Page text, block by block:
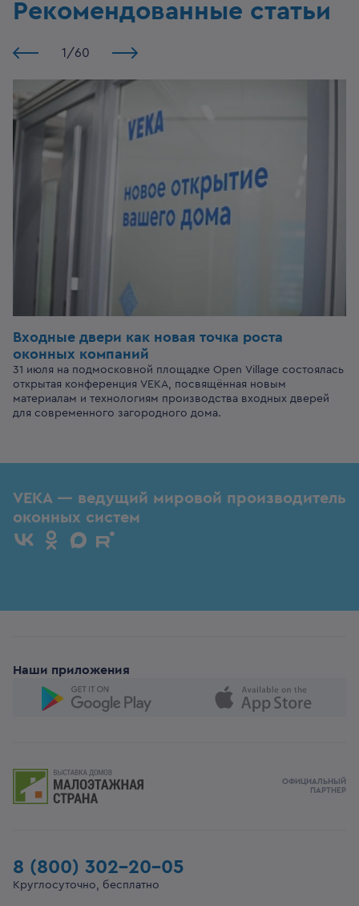
Рекомендованные статьи
1 /60
Входные двери как новая точка роста
оконных компаний
31 июля на подмосковной площадке Open Village состоялась
открытая конференция VEKA, посвящённая новым
материалам и технологиям производства входных дверей
для современного загородного дома.
VEKA — ведущий мировой производитель
оконных систем
Наши приложения
8 (800) 302-20-05
Круглосуточно, бесплатно
ОФИЦИАЛЬНЫЙ
ПАРТНЕР